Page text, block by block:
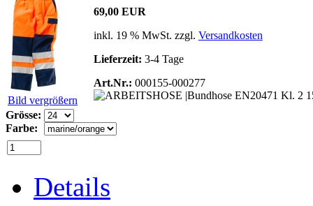
Bild vergrößern
69,00 EUR
inkl. 19 % MwSt. zzgl. Versandkosten
Lieferzeit: 3-4 Tage
Art.Nr.: 000155-000277
Grösse:
Farbe:
Details